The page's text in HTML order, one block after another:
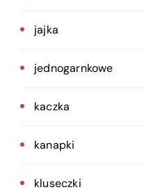
jajka
jednogarnkowe
kaczka
kanapki
kluseczki